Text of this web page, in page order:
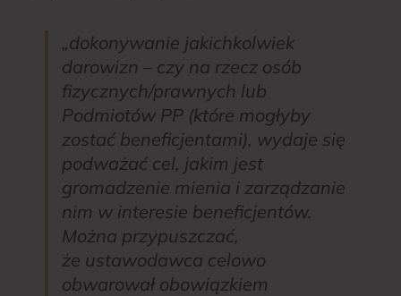
„dokonywanie jakichkolwiek
darowizn – czy na rzecz osób
fizycznych/prawnych lub
Podmiotów PP (które mogłyby
zostać beneficjentami), wydaje się
podważać cel, jakim jest
gromadzenie mienia i zarządzanie
nim w interesie beneficjentów.
Można przypuszczać,
że ustawodawca celowo
obwarował obowiązkiem